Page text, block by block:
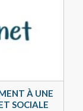
À UNE
SOCIALE